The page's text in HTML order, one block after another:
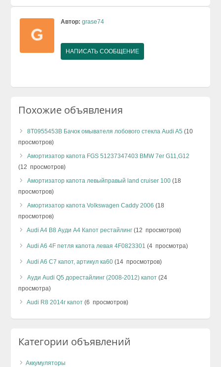
Автор: grase74
НАПИСАТЬ СООБЩЕНИЕ
Похожие объявления
8T0955453B Бачок омывателя лобового стекла Audi A5 (10
просмотров)
Амортизатор капота FGS 51237347403 BMW 7er G11,G12
(12 просмотров)
Амортизатор капота левыйправый land cruiser 100 (18
просмотров)
Амортизатор капота Volkswagen Caddy 2006 (18
просмотров)
Audi A4 B8 Ауди А4 Капот рестайлинг (12 просмотров)
Audi A6 4F петля капота левая 4F0823301 (4 просмотра)
Audi A6 C7 капот, артикул ка60 (14 просмотров)
Ауди Audi Q5 дорестайлинг (2008-2012) капот (24
просмотра)
Audi R8 2014г капот (6 просмотров)
Категории объявлений
Аккумуляторы